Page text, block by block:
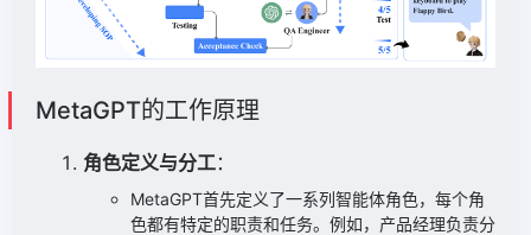
MetaGPT的工作原理
角色定义与分工：
MetaGPT首先定义了一系列智能体角色，每个角
色都有特定的职责和任务。例如，产品经理负责分